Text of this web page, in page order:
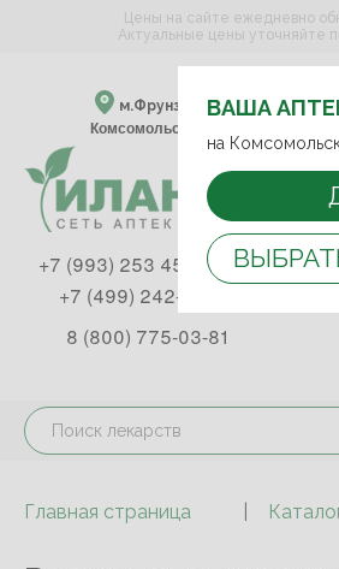
м.Фрунзенская
Комсомольский пр-т, д. 47
ВАША
на
Цены на сайте ежедневно
Актуальные цены уточняйте
+7 (993) 253 45 93
+7 (499) 242-90-85
8 (800) 775-03-81
Главная страница